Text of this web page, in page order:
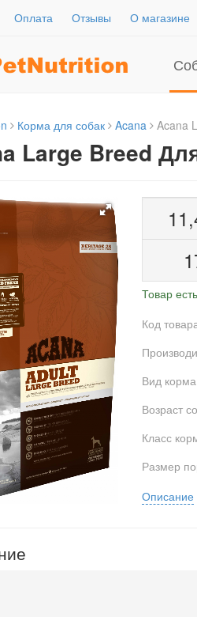
Оплата Отзывы О магазине
Корма для собак Acana Acana
Large Breed
Товар
Код
Вид корма
Возраст
Класс
Размер
Описание